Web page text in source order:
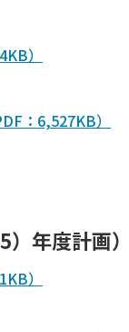
）
：6,527KB）
年度計画）
）